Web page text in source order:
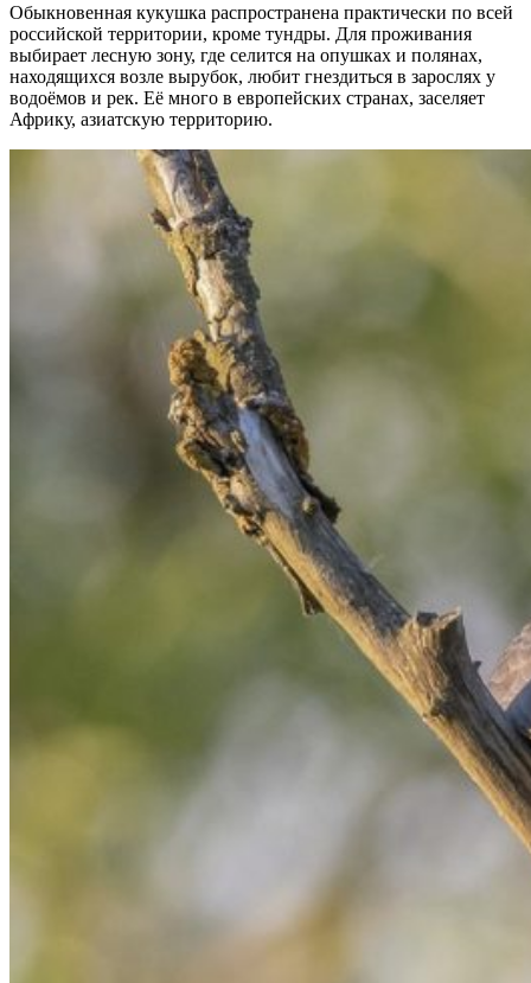
Обыкновенная кукушка распространена практически по всей
российской территории, кроме тундры. Для проживания
выбирает лесную зону, где селится на опушках и полянах,
находящихся возле вырубок, любит гнездиться в зарослях у
водоёмов и рек. Её много в европейских странах, заселяет
Африку, азиатскую территорию.